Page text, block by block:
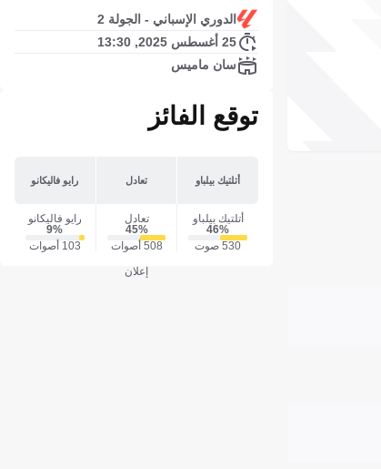
الدوري الإسباني - الجولة 2
25 أغسطس 2025, 13:30
سان ماميس
توقع الفائز
أتلتيك بيلباو تعادل رايو فاليكانو
أتلتيك بيلباو
46‎%‎
530 صوت
تعادل
45‎%‎
508 أصوات
رايو فاليكانو
9‎%‎
103 أصوات
إعلان